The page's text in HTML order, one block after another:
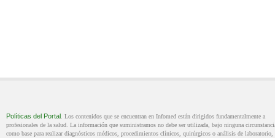
Políticas del Portal . Los contenidos que se encuentran en Infomed están dirigidos fundamentalmente a
profesionales de la salud. La información que suministramos no debe ser utilizada, bajo ninguna
como base para realizar diagnósticos médicos, procedimientos clínicos, quirúrgicos o análisis de laboratorio,